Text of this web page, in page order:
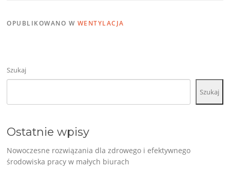
OPUBLIKOWANO W WENTYLACJA
Szukaj
Szukaj
Ostatnie wpisy
Nowoczesne rozwiązania dla zdrowego i efektywnego
środowiska pracy w małych biurach